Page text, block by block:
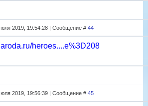
2019, 19:54:28 | Сообщение # 44
heroes....e%3D208
2019, 19:56:39 | Сообщение # 45